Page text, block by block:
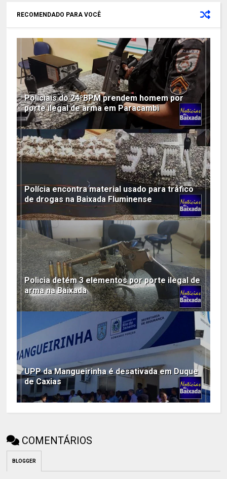
RECOMENDADO PARA VOCÊ
Policiais do 24ºBPM prendem homem por
porte ilegal de arma em Paracambi
Polícia encontra material usado para tráfico
de drogas na Baixada Fluminense
Policia detém 3 elementos por porte ilegal de
arma na Baixada
UPP da Mangueirinha é desativada em Duque
de Caxias
COMENTÁRIOS
BLOGGER